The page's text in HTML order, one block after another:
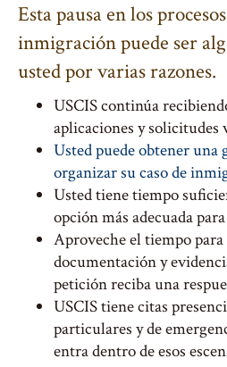
Esta pausa en los
inmigración puede ser
usted por varias razones.
USCIS continúa
aplicaciones y
Usted puede obtener una
organizar su caso de
Usted tiene tiempo
opción más adecuada
Aproveche el tiempo
documentación y
petición reciba una
USCIS tiene citas
particulares y de
entra dentro de esos